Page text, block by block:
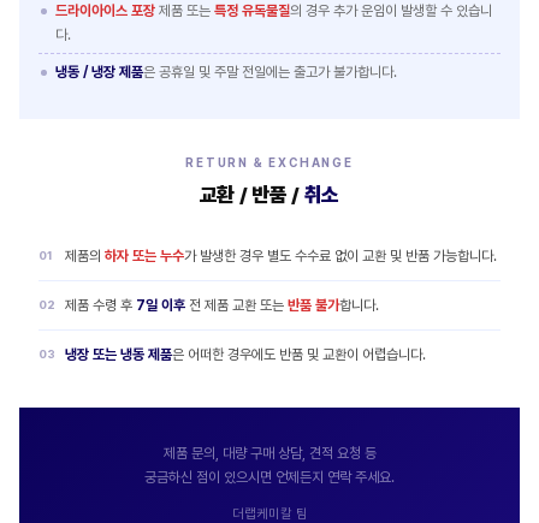
드라이아이스 포장 제품 또는 특정 유독물질의 경우 추가 운임이 발생할 수 있습니
다.
냉동 / 냉장 제품은 공휴일 및 주말 전일에는 출고가 불가합니다.
RETURN & EXCHANGE
교환 / 반품 / 취소
제품의 하자 또는 누수가 발생한 경우 별도 수수료 없이 교환 및 반품 가능합니다.
제품 수령 후 7일 이후 전 제품 교환 또는 반품 불가합니다.
냉장 또는 냉동 제품은 어떠한 경우에도 반품 및 교환이 어렵습니다.
제품 문의, 대량 구매 상담, 견적 요청 등
궁금하신 점이 있으시면 언제든지 연락 주세요.
더랩케미칼 팀